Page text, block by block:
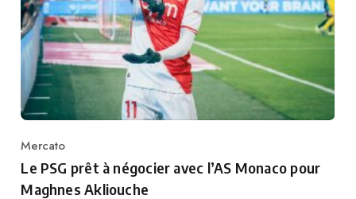
Category
Mercato
Le PSG prêt à négocier avec l’AS Monaco pour
Maghnes Akliouche